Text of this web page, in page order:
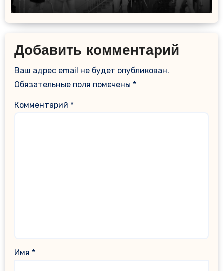
Добавить комментарий
Ваш адрес email не будет опубликован.
Обязательные поля помечены *
Комментарий *
Имя *